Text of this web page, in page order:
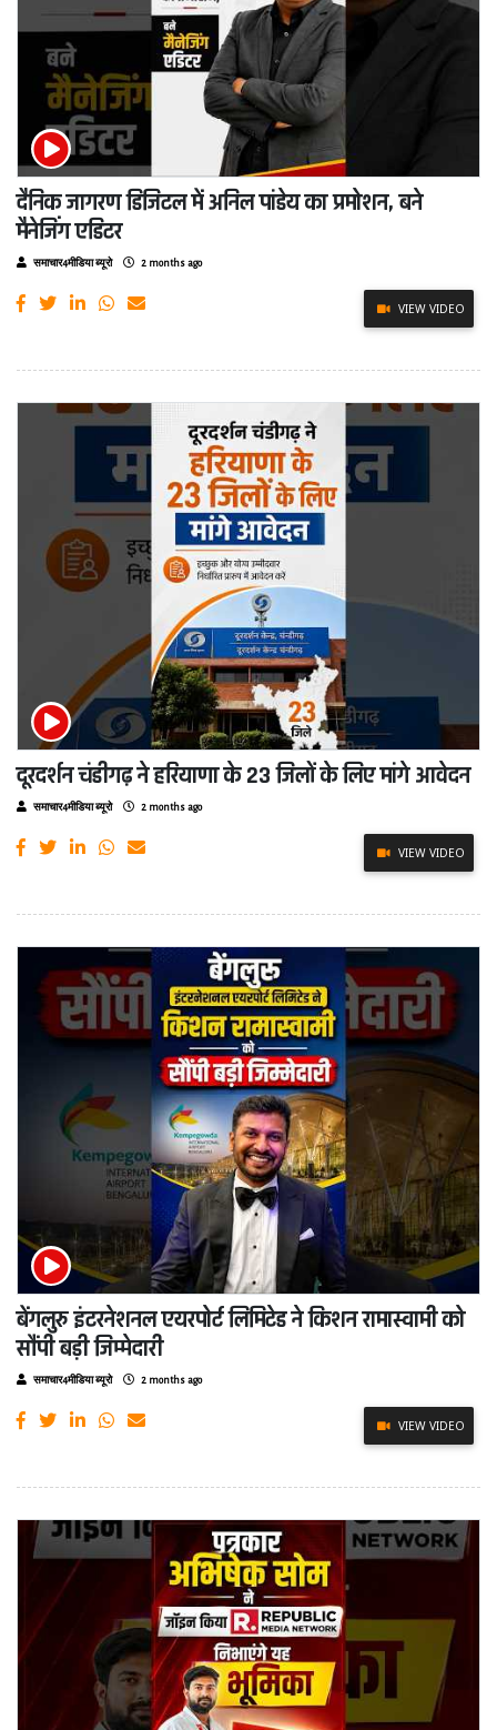
दैनिक जागरण डिजिटल में अनिल पांडेय का प्रमोशन, बने
मैनेजिंग एडिटर
समाचार4मीडिया ब्यूरो 2 months ago
VIEW VIDEO
दूरदर्शन चंडीगढ़ ने हरियाणा के 23 जिलों के लिए मांगे आवेदन
समाचार4मीडिया ब्यूरो 2 months ago
VIEW VIDEO
बेंगलुरु इंटरनेशनल एयरपोर्ट लिमिटेड ने किशन रामास्वामी को
सौंपी बड़ी जिम्मेदारी
समाचार4मीडिया ब्यूरो 2 months ago
VIEW VIDEO